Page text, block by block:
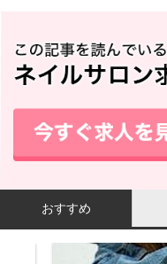
おすすめ